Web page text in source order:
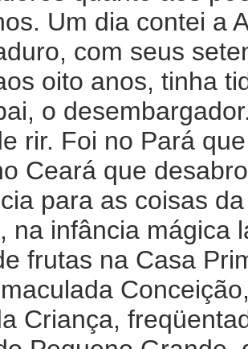
Um dia contei a
com seus
oito anos, tinha
o
rir. Foi no Pará
Ceará que
para as coisas
na infância mágica
frutas na Casa
Criança,